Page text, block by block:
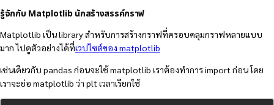
รู้จักกับ Matplotlib นักสร้างสรรค์กราฟ
Matplotlib เป็น library สำหรับการสร้างกราฟที่ครอบคลุมกราฟหลายแบบ
มาก ไปดูตัวอย่างได้ที่เวปไซต์ของ matplotlib
เช่นเดียวกับ pandas ก่อนจะใช้ matplotlib เราต้องทำการ import ก่อน โดย
เราจะย่อ matplotlib ว่า plt เวลาเรียกใช้